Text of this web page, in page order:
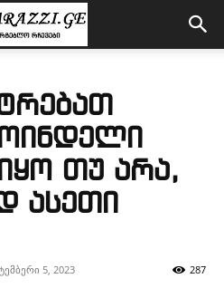
თუ არა,
ასეთი
5, 2023 287